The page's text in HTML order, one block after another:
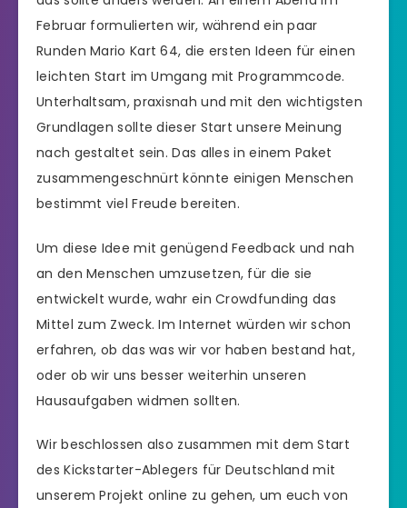
Februar formulierten wir, während ein paar
Runden Mario Kart 64, die ersten Ideen für einen
leichten Start im Umgang mit Programmcode.
Unterhaltsam, praxisnah und mit den wichtigsten
Grundlagen sollte dieser Start unsere Meinung
nach gestaltet sein. Das alles in einem Paket
zusammengeschnürt könnte einigen Menschen
bestimmt viel Freude bereiten.
Um diese Idee mit genügend Feedback und nah
an den Menschen umzusetzen, für die sie
entwickelt wurde, wahr ein Crowdfunding das
Mittel zum Zweck. Im Internet würden wir schon
erfahren, ob das was wir vor haben bestand hat,
oder ob wir uns besser weiterhin unseren
Hausaufgaben widmen sollten.
Wir beschlossen also zusammen mit dem Start
des Kickstarter-Ablegers für Deutschland mit
unserem Projekt online zu gehen, um euch von